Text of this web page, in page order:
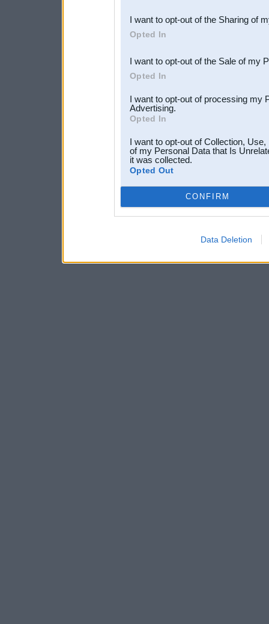
Downstream Participants
third parties.
I want to opt-out of the Sharing of
Opted In
I want to opt-out of the Sale of my
Opted In
I want to opt-out of processing my
Advertising.
Opted In
I want to opt-out of Collection,
of my Personal Data that Is
it was collected.
Opted Out
CONFIRM
Data Deletion